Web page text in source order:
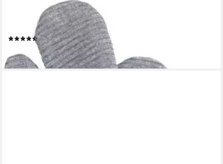
Topfhandschuhe Modell Ada Stripes, (Set, 2-tlg), Ofen- und
Grillhandschuhe, extra langer Schaft, Baumwollinnenseite
(11)
leider ausverkauft